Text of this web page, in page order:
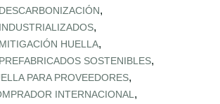
,
,
HUELLA,
SOSTENIBLES,
PARA PROVEEDORES,
INTERNACIONAL ,